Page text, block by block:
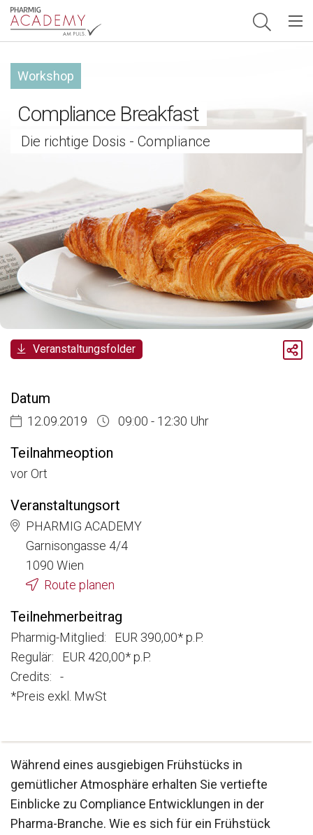
Hauptnavigation
Workshop
Compliance Breakfast
Die richtige Dosis - Compliance
Breadcrumb
Aktuelle Veranstaltungen
Veranstaltungsfolder
Datum
12.09.2019 09:00 - 12:30 Uhr
Teilnahmeoption
vor Ort
Veranstaltungsort
PHARMIG ACADEMY
Garnisongasse 4/4
1090 Wien
Route planen
Teilnehmerbeitrag
Pharmig-Mitglied: EUR 390,00* p.P.
Regulär: EUR 420,00* p.P.
Credits: -
*Preis exkl. MwSt
Während eines ausgiebigen Frühstücks in
gemütlicher Atmosphäre erhalten Sie vertiefte
Einblicke zu Compliance Entwicklungen in der
Pharma-Branche. Wie es sich für ein Frühstück